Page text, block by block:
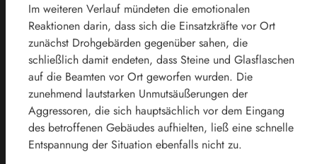
Im weiteren Verlauf mündeten die emotionalen
Reaktionen darin, dass sich die Einsatzkräfte vor Ort
zunächst Drohgebärden gegenüber sahen, die
schließlich damit endeten, dass Steine und Glasflaschen
auf die Beamten vor Ort geworfen wurden. Die
zunehmend lautstarken Unmutsäußerungen der
Aggressoren, die sich hauptsächlich vor dem Eingang
des betroffenen Gebäudes aufhielten, ließ eine schnelle
Entspannung der Situation ebenfalls nicht zu.